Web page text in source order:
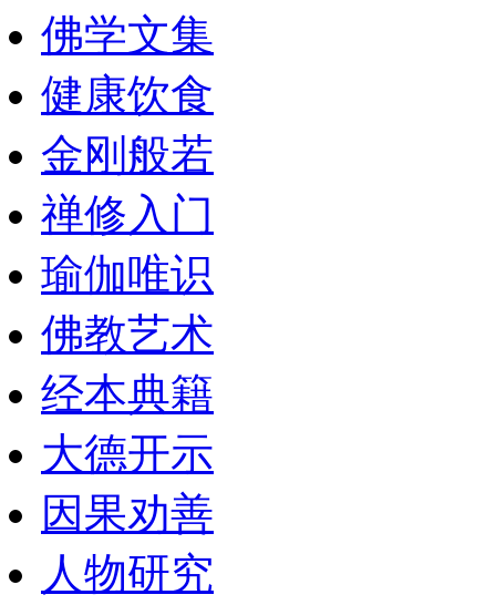
佛学文集
健康饮食
金刚般若
禅修入门
瑜伽唯识
佛教艺术
经本典籍
大德开示
因果劝善
人物研究